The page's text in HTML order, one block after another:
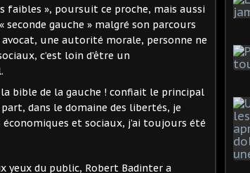
faibles », poursuit ce proche, mais aussi
gauche » malgré son parcours
une autorité morale, personne ne
c’est loin d’être un
bible de la gauche ! confiait le principal
dans le domaine des libertés, je
et sociaux, j’ai toujours été
yeux du public, Robert Badinter a